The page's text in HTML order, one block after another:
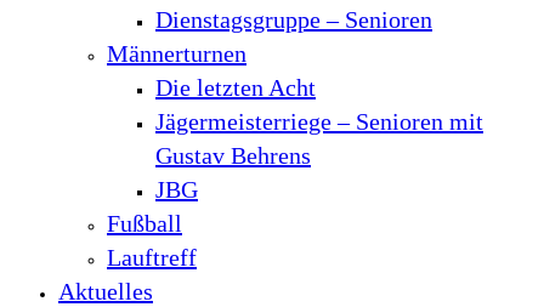
Dienstagsgruppe – Senioren
Männerturnen
Die letzten Acht
Jägermeisterriege – Senioren mit
Gustav Behrens
JBG
Fußball
Lauftreff
Aktuelles